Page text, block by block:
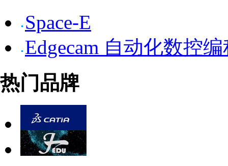
Space-E
Edgecam 自动化数控
热门品牌